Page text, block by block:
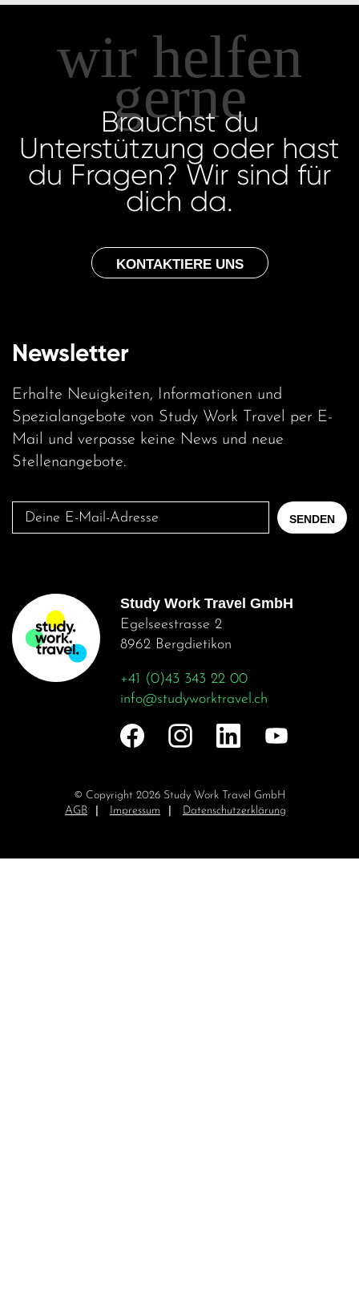
wir helfen
gerne
Brauchst du
Unterstützung oder hast
du Fragen? Wir sind für
dich da.
KONTAKTIERE UNS
Newsletter
Erhalte Neuigkeiten, Informationen und
Spezialangebote von Study Work Travel per E-
Mail und verpasse keine News und neue
Stellenangebote.
Deine
E-
SENDEN
Study Work Travel GmbH
Egelseestrasse 2
8962 Bergdietikon
+41 (0)43 343 22 00
info@studyworktravel.ch
© Copyright 2026 Study Work Travel GmbH
Navigation
AGB Impressum Datenschutzerklärung